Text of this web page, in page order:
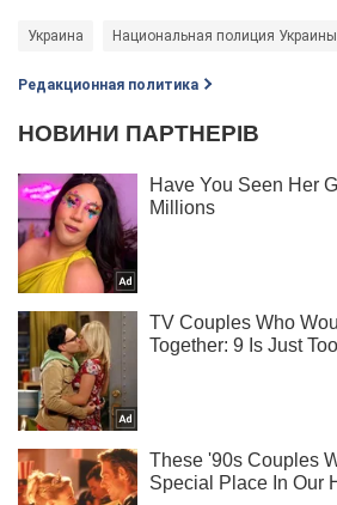
Украина Национальная полиция Украины
Редакционная политика